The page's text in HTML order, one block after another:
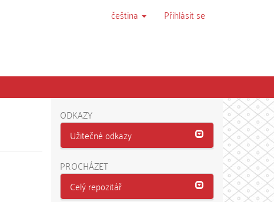
čeština Přihlásit se
ODKAZY
Užitečné odkazy
PROCHÁZET
Celý repozitář